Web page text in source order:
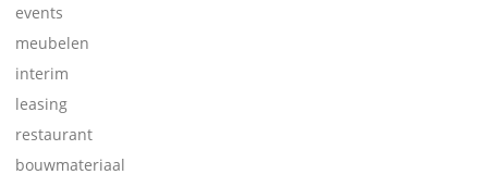
events
meubelen
interim
leasing
restaurant
bouwmateriaal